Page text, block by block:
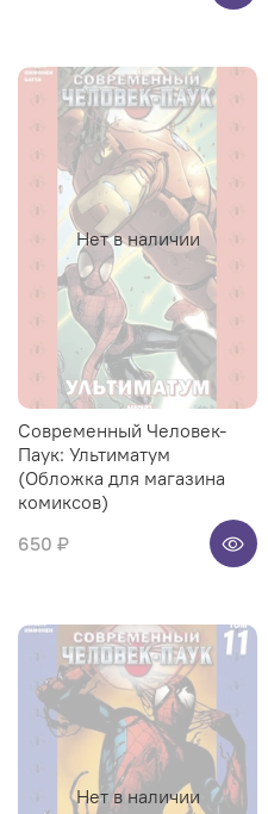
Нет в наличии
Современный Человек-
Паук: Ультиматум
(Обложка для магазина
комиксов)
650 ₽
Нет в наличии